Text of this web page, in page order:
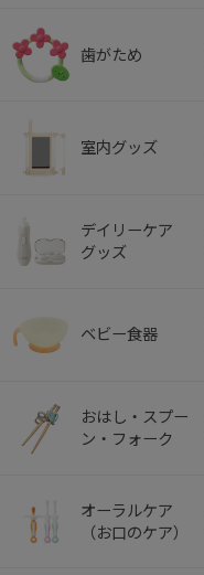
歯がため
室内グッズ
デイリーケア
グッズ
ベビー食器
おはし・スプー
ン・フォーク
オーラルケア
（お口のケア）